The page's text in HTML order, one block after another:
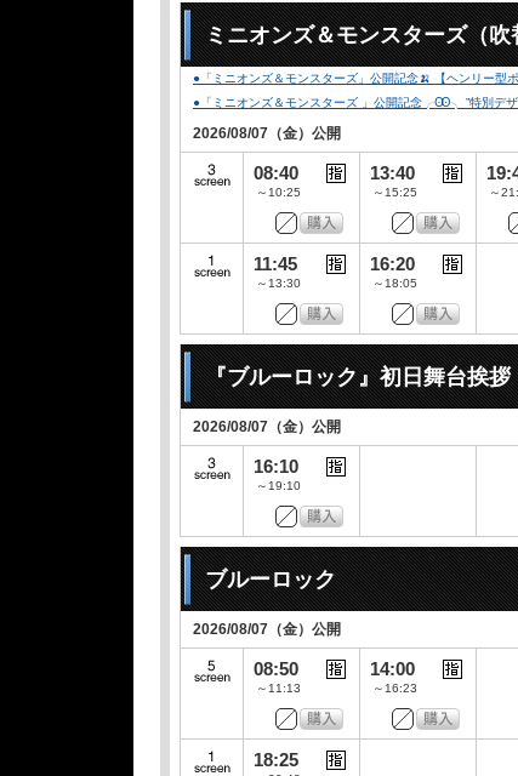
ミニオンズ＆モンスターズ（吹
●「ミニオンズ＆モンスターズ」公開記念🍌 【ヘンリー型
●「ミニオンズ＆モンスターズ 」公開記念╭Ꙭ╮ ”特別デザ
2026/08/07（金）公開
08:40
～10:25
13:40
～15:25 ～
11:45
～13:30
16:20
～18:05
『ブルーロック』初日舞台挨
2026/08/07（金）公開
16:10
～19:10
ブルーロック
2026/08/07（金）公開
08:50
～11:13
14:00
～16:23
18:25